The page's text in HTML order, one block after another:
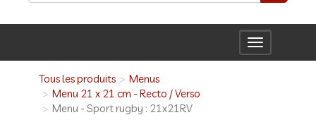
Toggle
navigation
Tous les produits
Menus
Menu 21 x 21 cm - Recto / Verso
Menu - Sport rugby : 21x21RV